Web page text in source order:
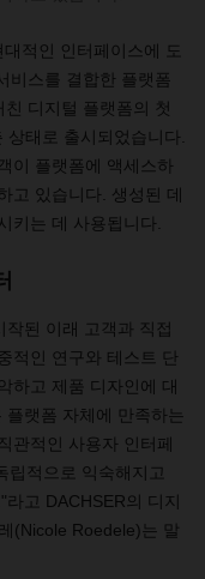
대적인 인터페이스에
도
비스를 결합한 플랫폼
친 디지털 플랫폼의
첫
상태로 출시되었습니다
이 플랫폼에
액세스하
고 있습니다 생성된 데
키는 데 사용됩니다
된 이래 고객과 직접
적인 연구와 테스트 단
하고 제품 디자인에 대
플랫폼 자체에 만족하는
관적인 사용자 인터페
립적으로 익숙해지고
고 DACHSER의 디지
(Nicole Roedele)는 말